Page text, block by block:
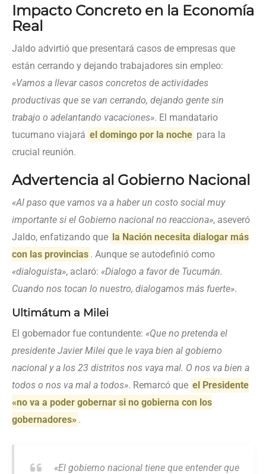
Impacto Concreto en la Economía
Real
Jaldo advirtió que presentará casos de empresas que
están cerrando y dejando trabajadores sin empleo:
«Vamos a llevar casos concretos de actividades
productivas que se van cerrando, dejando gente sin
trabajo o adelantando vacaciones». El mandatario
tucumano viajará el domingo por la noche para la
crucial reunión.
Advertencia al Gobierno Nacional
«Al paso que vamos va a haber un costo social muy
importante si el Gobierno nacional no reacciona», aseveró
Jaldo, enfatizando que la Nación necesita dialogar más
con las provincias . Aunque se autodefinió como
«dialoguista», aclaró: «Dialogo a favor de Tucumán.
Cuando nos tocan lo nuestro, dialogamos más fuerte».
Ultimátum a Milei
El gobernador fue contundente: «Que no pretenda el
presidente Javier Milei que le vaya bien al gobierno
nacional y a los 23 distritos nos vaya mal. O nos va bien a
todos o nos va mal a todos». Remarcó que el Presidente
«no va a poder gobernar si no gobierna con los
gobernadores» .
«El gobierno nacional tiene que entender que